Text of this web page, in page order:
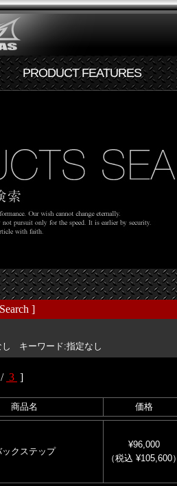
PRODUCT FEATURES
]
し キーワード:指定なし
/ 3 ]
商品名 価格
ックステップ
¥96,000
（税込 ¥105,600）